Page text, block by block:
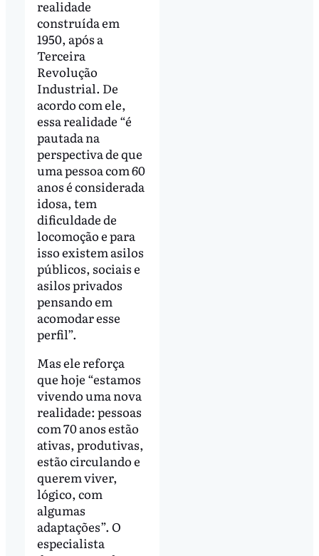
realidade
construída em
1950, após a
Terceira
Revolução
Industrial. De
acordo com ele,
essa realidade “é
pautada na
perspectiva de que
uma pessoa com 60
anos é considerada
idosa, tem
dificuldade de
locomoção e para
isso existem asilos
públicos, sociais e
asilos privados
pensando em
acomodar esse
perfil”.
Mas ele reforça
que hoje “estamos
vivendo uma nova
realidade: pessoas
com 70 anos estão
ativas, produtivas,
estão circulando e
querem viver,
lógico, com
algumas
adaptações”. O
especialista